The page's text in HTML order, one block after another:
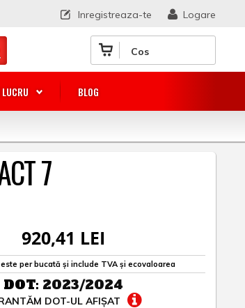
Cos
BLOG
Logare
Inregistreaza-te
7
920,41 LEI
per bucată și include TVA și ecovaloarea
DOT: 2023/2024
DOT-UL AFIȘAT